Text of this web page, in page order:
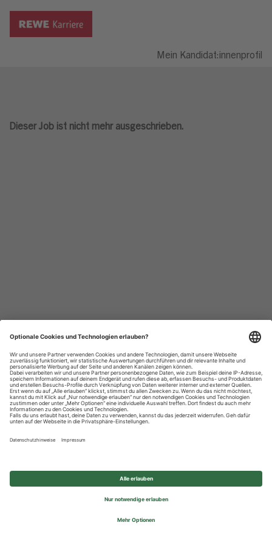
Mein Kandidat:innenprofil
Dieser Job ist nicht mehr ausgeschrieben.
Datenschutzhinweise
Impressum
Privatsphäre-Einstellungen
© 2026 REWE Group - All rights reserved